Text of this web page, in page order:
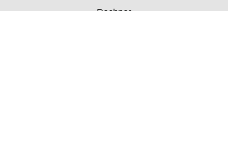
Rechner